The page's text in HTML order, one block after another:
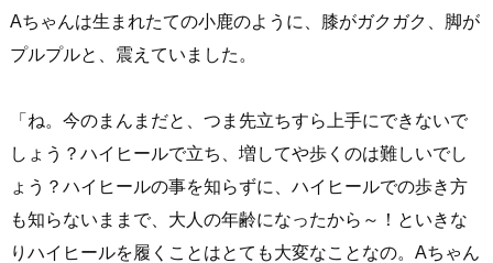
Aちゃんは生まれたての小鹿のように、膝がガクガク、脚が
プルプルと、震えていました。
「ね。今のまんまだと、つま先立ちすら上手にできないで
しょう？ハイヒールで立ち、増してや歩くのは難しいでし
ょう？ハイヒールの事を知らずに、ハイヒールでの歩き方
も知らないままで、大人の年齢になったから～！といきな
りハイヒールを履くことはとても大変なことなの。Aちゃん